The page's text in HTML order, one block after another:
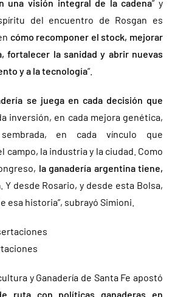
una visión integral de la cadena” y
del encuentro de Rosgan es
cómo recomponer el stock, mejorar
fortalecer la sanidad y abrir nuevas
y a la tecnología”.
se juega en cada decisión que
inversión, en cada mejora genética,
en cada vínculo que
campo, la industria y la ciudad. Como
la ganadería argentina tiene,
. Y desde Rosario, y desde esta Bolsa,
esa historia”, subrayó Simioni.
y Ganadería de Santa Fe apostó
ruta con políticas ganaderas en